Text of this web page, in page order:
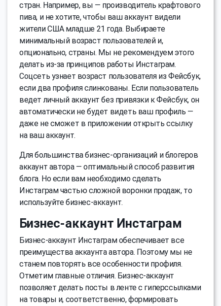
стран. Например, вы — производитель крафтового
пива, и не хотите, чтобы ваш аккаунт видели
жители США младше 21 года. Выбираете
минимальный возраст пользователей и,
опционально, страны. Мы не рекомендуем этого
делать из-за принципов работы Инстаграм.
Соцсеть узнает возраст пользователя из Фейсбук,
если два профиля слинкованы. Если пользователь
ведет личный аккаунт без привязки к Фейсбук, он
автоматически не будет видеть ваш профиль —
даже не сможет в приложении открыть ссылку
на ваш аккаунт.
Для большинства бизнес-организаций и блогеров
аккаунт автора — оптимальный способ развития
блога. Но если вам необходимо сделать
Инстаграм частью сложной воронки продаж, то
используйте бизнес-аккаунт.
Бизнес-аккаунт Инстаграм
Бизнес-аккаунт Инстаграм обеспечивает все
преимущества аккаунта автора. Поэтому мы не
станем повторять все особенности профиля.
Отметим главные отличия. Бизнес-аккаунт
позволяет делать посты в ленте с гиперссылками
на товары и, соответственно, формировать